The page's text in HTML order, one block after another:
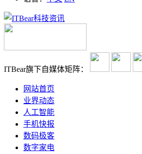
ITBear旗下自媒体矩阵：
网站首页
业界动态
人工智能
手机快报
数码极客
数字家电